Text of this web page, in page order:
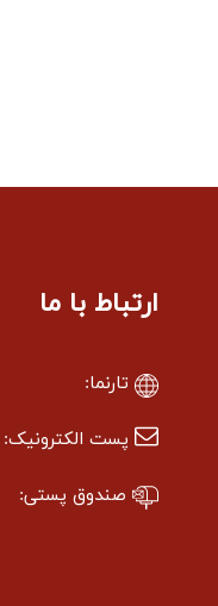
ارتباط با ما
تارنما:
پست الکترونیک:
صندوق پستی: